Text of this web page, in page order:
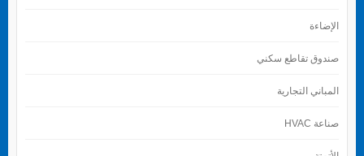
الإضاءة
صندوق تقاطع سكني
المباني التجارية
صناعة HVAC